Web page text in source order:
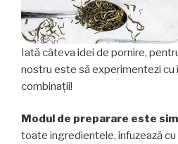
Iată câteva idei de pornire,
nostru este să experimentezi cu
combinații!
Modul de preparare este
toate ingredientele, infuzează